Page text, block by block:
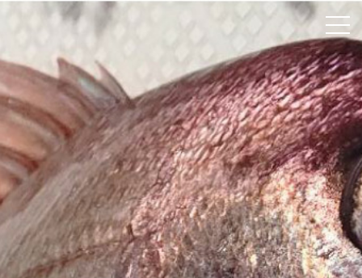
ホーム
颯綾丸について
釣果速報
料金案内
よくあるご質問
アクセス
お問い合わせ